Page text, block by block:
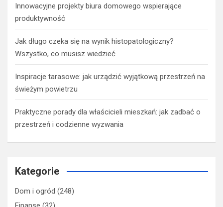
Innowacyjne projekty biura domowego wspierające
produktywność
Jak długo czeka się na wynik histopatologiczny?
Wszystko, co musisz wiedzieć
Inspiracje tarasowe: jak urządzić wyjątkową przestrzeń na
świeżym powietrzu
Praktyczne porady dla właścicieli mieszkań: jak zadbać o
przestrzeń i codzienne wyzwania
Kategorie
Dom i ogród (248)